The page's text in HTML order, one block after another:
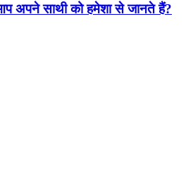
अपने साथी को हमेशा से जानते हैं?